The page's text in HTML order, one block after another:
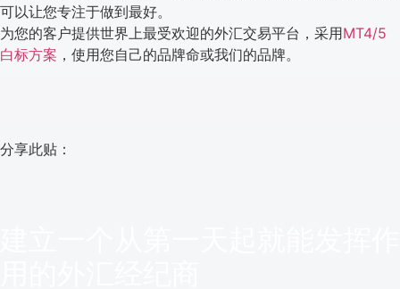
可以让您专注于做到最好。
为您的客户提供世界上最受欢迎的外汇交易平台，采用MT4/5
白标方案 ，使用您自己的品牌命或我们的品牌。
分享此贴：